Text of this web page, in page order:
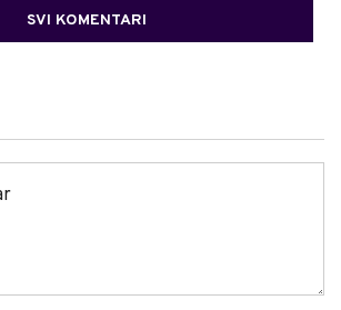
SVI KOMENTARI